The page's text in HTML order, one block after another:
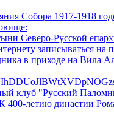
Собора 1917-1918
Северо-Русской
записываться
в приходе на Вила
клуб "Русский
летию династии